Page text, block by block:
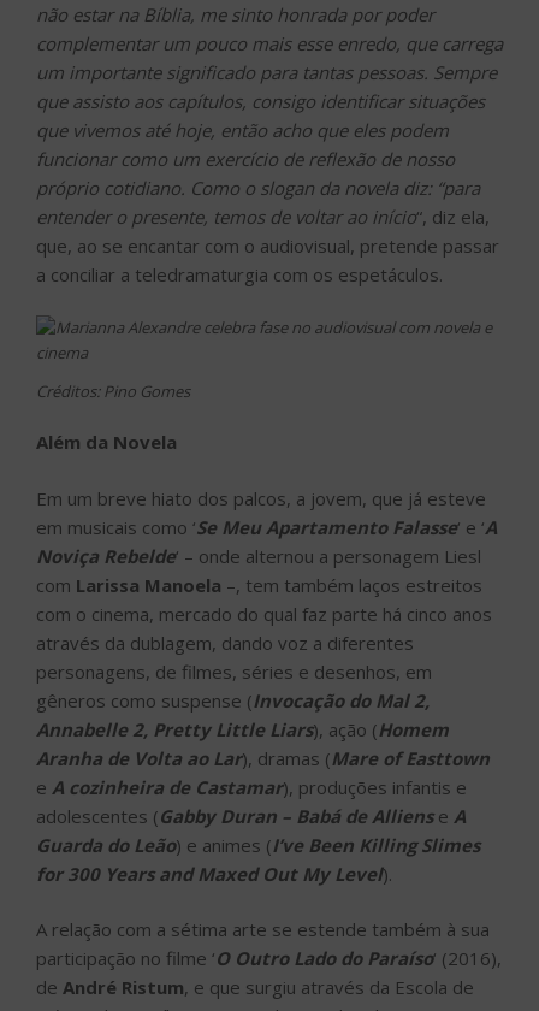
não estar na Bíblia, me sinto honrada por poder
complementar um pouco mais esse enredo, que carrega
um importante significado para tantas pessoas. Sempre
que assisto aos capítulos, consigo identificar situações
que vivemos até hoje, então acho que eles podem
funcionar como um exercício de reflexão de nosso
próprio cotidiano. Como o slogan da novela diz: “para
entender o presente, temos de voltar ao início“, diz ela,
que, ao se encantar com o audiovisual, pretende passar
a conciliar a teledramaturgia com os espetáculos.
Créditos: Pino Gomes
Além da Novela
Em um breve hiato dos palcos, a jovem, que já esteve
em musicais como ‘Se Meu Apartamento Falasse‘ e ‘A
Noviça Rebelde‘ – onde alternou a personagem Liesl
com Larissa Manoela –, tem também laços estreitos
com o cinema, mercado do qual faz parte há cinco anos
através da dublagem, dando voz a diferentes
personagens, de filmes, séries e desenhos, em
gêneros como suspense (Invocação do Mal 2,
Annabelle 2, Pretty Little Liars), ação (Homem
Aranha de Volta ao Lar), dramas (Mare of Easttown
e A cozinheira de Castamar), produções infantis e
adolescentes (Gabby Duran – Babá de Alliense A
Guarda do Leão) e animes (I’ve Been Killing Slimes
for 300 Years and Maxed Out My Level).
A relação com a sétima arte se estende também à sua
participação no filme ‘O Outro Lado do Paraíso‘ (2016),
de André Ristum, e que surgiu através da Escola de